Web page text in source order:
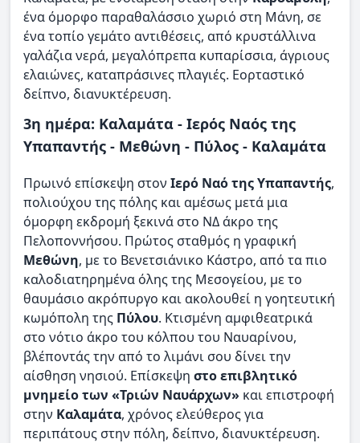
ένα όμορφο παραθαλάσσιο χωριό στη Μάνη, σε
ένα τοπίο γεμάτο αντιθέσεις, από κρυστάλλινα
γαλάζια νερά, μεγαλόπρεπα κυπαρίσσια, άγριους
ελαιώνες, καταπράσινες πλαγιές. Εορταστικό
δείπνο, διανυκτέρευση.
3η ημέρα: Καλαμάτα - Ιερός Ναός της
Υπαπαντής - Μεθώνη - Πύλος - Καλαμάτα
Πρωινό επίσκεψη στον Ιερό Ναό της Υπαπαντής,
πολιούχου της πόλης και αμέσως μετά μια
όμορφη εκδρομή ξεκινά στο ΝΔ άκρο της
Πελοποννήσου. Πρώτος σταθμός η γραφική
Μεθώνη, με το Βενετσιάνικο Κάστρο, από τα πιο
καλοδιατηρημένα όλης της Μεσογείου, με το
θαυμάσιο ακρόπυργο και ακολουθεί η γοητευτική
κωμόπολη της Πύλου. Κτισμένη αμφιθεατρικά
στο νότιο άκρο του κόλπου του Ναυαρίνου,
βλέποντάς την από το λιμάνι σου δίνει την
αίσθηση νησιού. Επίσκεψη στο επιβλητικό
μνημείο των «Τριών Ναυάρχων» και επιστροφή
στην Καλαμάτα, χρόνος ελεύθερος για
περιπάτους στην πόλη, δείπνο, διανυκτέρευση.